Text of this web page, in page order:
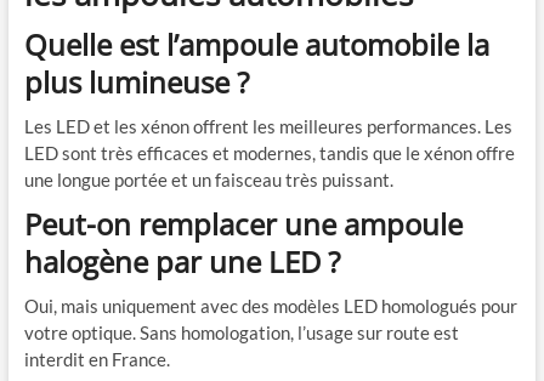
Quelle est l’ampoule automobile la
plus lumineuse ?
Les LED et les xénon offrent les meilleures performances. Les
LED sont très efficaces et modernes, tandis que le xénon offre
une longue portée et un faisceau très puissant.
Peut-on remplacer une ampoule
halogène par une LED ?
Oui, mais uniquement avec des modèles LED homologués pour
votre optique. Sans homologation, l’usage sur route est
interdit en France.